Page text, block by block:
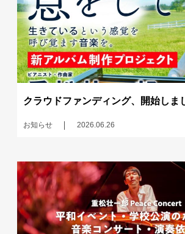
クラウドファンディング、開始しま
お知らせ 2026.06.26